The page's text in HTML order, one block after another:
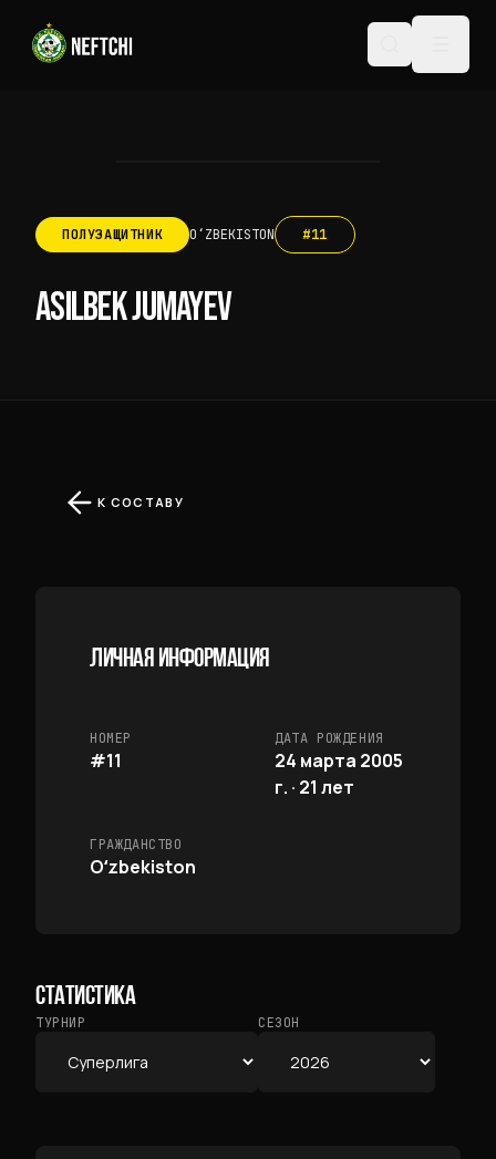
ПОЛУЗАЩИТНИК OʻZBEKISTON #11
ASILBEK JUMAYEV
К СОСТАВУ
ЛИЧНАЯ ИНФОРМАЦИЯ
НОМЕР
#11
ДАТА РОЖДЕНИЯ
24 марта 2005
г. · 21 лет
ГРАЖДАНСТВО
Oʻzbekiston
СТАТИСТИКА
ТУРНИР СЕЗОН